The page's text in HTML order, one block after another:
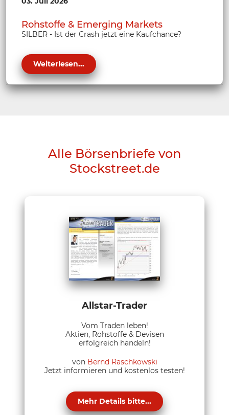
Rohstoffe & Emerging Markets
SILBER - Ist der Crash jetzt eine Kaufchance?
Weiterlesen...
Alle Börsenbriefe von
Stockstreet.de
Allstar-Trader
Vom Traden leben!
Aktien, Rohstoffe & Devisen
erfolgreich handeln!
von Bernd Raschkowski
Jetzt informieren und kostenlos testen!
Mehr Details bitte...